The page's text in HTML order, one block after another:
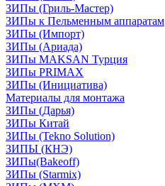
ЗИПы (Гриль-Мастер)
ЗИПы к Пельменным аппаратам
ЗИПы (Импорт)
ЗИПы (Ариада)
ЗИПы MAKSAN Турция
ЗИПы PRIMAX
ЗИПы (Инициатива)
Материалы для монтажа
ЗИПы (Дарья)
ЗИПы Китай
ЗИПы (Tekno Solution)
ЗИПЫ (КНЭ)
ЗИПы(Bakeoff)
ЗИПы (Starmix)